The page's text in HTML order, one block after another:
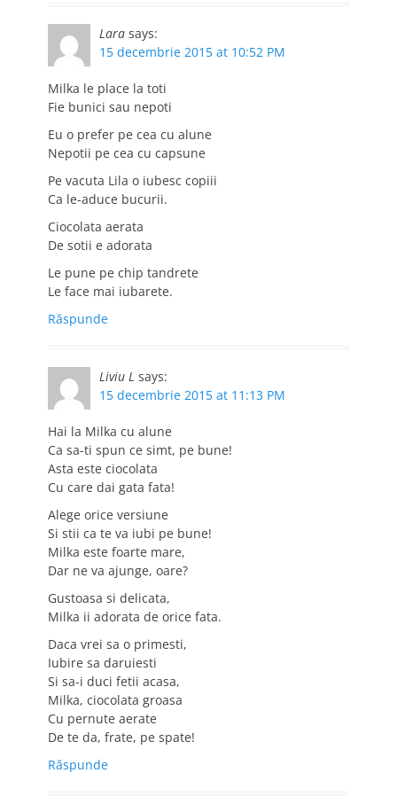
Lara says:
15 decembrie 2015 at 10:52 PM
Milka le place la toti
Fie bunici sau nepoti
Eu o prefer pe cea cu alune
Nepotii pe cea cu capsune
Pe vacuta Lila o iubesc copiii
Ca le-aduce bucurii.
Ciocolata aerata
De sotii e adorata
Le pune pe chip tandrete
Le face mai iubarete.
Răspunde
Liviu L says:
15 decembrie 2015 at 11:13 PM
Hai la Milka cu alune
Ca sa-ti spun ce simt, pe bune!
Asta este ciocolata
Cu care dai gata fata!
Alege orice versiune
Si stii ca te va iubi pe bune!
Milka este foarte mare,
Dar ne va ajunge, oare?
Gustoasa si delicata,
Milka ii adorata de orice fata.
Daca vrei sa o primesti,
Iubire sa daruiesti
Si sa-i duci fetii acasa,
Milka, ciocolata groasa
Cu pernute aerate
De te da, frate, pe spate!
Răspunde